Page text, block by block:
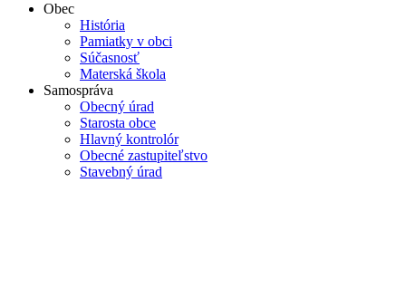
Obec
História
Pamiatky v obci
Súčasnosť
Materská škola
Samospráva
Obecný úrad
Starosta obce
Hlavný kontrolór
Obecné zastupiteľstvo
Stavebný úrad